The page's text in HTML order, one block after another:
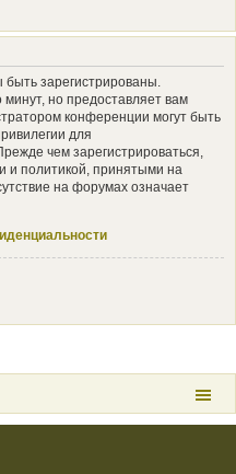
зарегистрированы.
минут, но предоставляет вам
конференции могут быть
для
чем зарегистрироваться,
и политикой, принятыми на
на форумах означает